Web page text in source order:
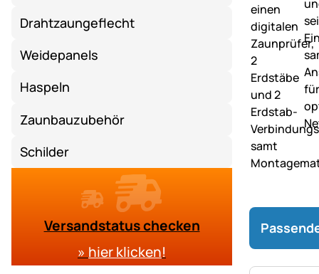
Drahtzaungeflecht
Weidepanels
Haspeln
Zaunbauzubehör
Schilder
Versandstatus checken
» hier klicken!